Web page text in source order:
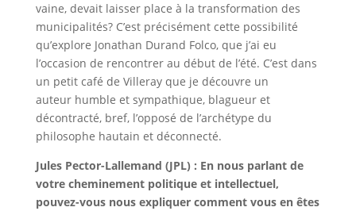
vaine, devait laisser place à la transformation des
municipalités? C’est précisément cette possibilité
qu’explore Jonathan Durand Folco, que j’ai eu
l’occasion de rencontrer au début de l’été. C’est dans
un petit café de Villeray que je découvre un
auteur humble et sympathique, blagueur et
décontracté, bref, l’opposé de l’archétype du
philosophe hautain et déconnecté.
Jules Pector-Lallemand (JPL) : En nous parlant de
votre cheminement politique et intellectuel,
pouvez-vous nous expliquer comment vous en êtes